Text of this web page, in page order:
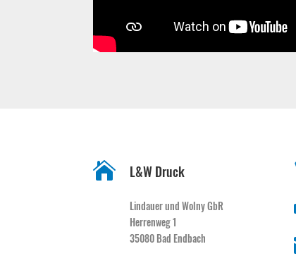
 L&W Druck
Lindauer und Wolny GbR
Herrenweg 1
35080 Bad Endbach